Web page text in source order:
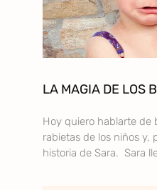
LA MAGIA DE LOS
Hoy quiero hablarte de
rabietas de los niños y,
historia de Sara. Sara